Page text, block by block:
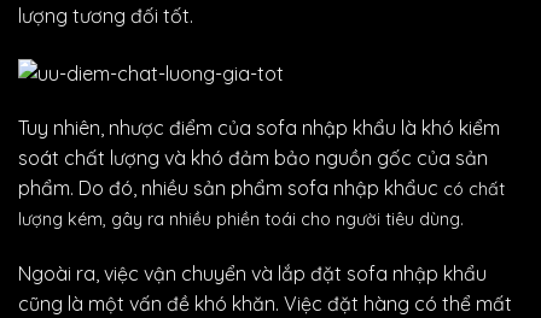
lượng tương đối tốt.
Tuy nhiên, nhược điểm của sofa nhập khẩu là khó kiểm
soát chất lượng và khó đảm bảo nguồn gốc của sản
phẩm. Do đó, nhiều sản phẩm sofa nhập khẩuc có chất
lượng kém, gây ra nhiều phiền toái cho người tiêu dùng.
Ngoài ra, việc vận chuyển và lắp đặt sofa nhập khẩu
cũng là một vấn đề khó khăn. Việc đặt hàng có thể mất